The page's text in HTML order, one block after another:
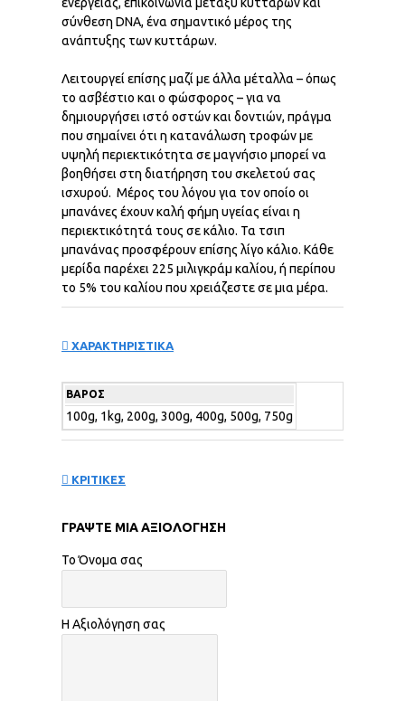
σύνθεση DNA, ένα σημαντικό μέρος της
ανάπτυξης των κυττάρων.
Λειτουργεί επίσης μαζί με άλλα μέταλλα – όπως
το ασβέστιο και ο φώσφορος – για να
δημιουργήσει ιστό οστών και δοντιών, πράγμα
που σημαίνει ότι η κατανάλωση τροφών με
υψηλή περιεκτικότητα σε μαγνήσιο μπορεί να
βοηθήσει στη διατήρηση του σκελετού σας
ισχυρού. Μέρος του λόγου για τον οποίο οι
μπανάνες έχουν καλή φήμη υγείας είναι η
περιεκτικότητά τους σε κάλιο. Τα τσιπ
μπανάνας προσφέρουν επίσης λίγο κάλιο. Κάθε
μερίδα παρέχει 225 μιλιγκράμ καλίου, ή περίπου
το 5% του καλίου που χρειάζεστε σε μια μέρα.
ΧΑΡΑΚΤΗΡΙΣΤΙΚΑ
ΒΆΡΟΣ
100g, 1kg, 200g, 300g, 400g, 500g, 750g
ΚΡΙΤΙΚΕΣ
ΓΡΆΨΤΕ ΜΙΑ ΑΞΙΟΛΌΓΗΣΗ
Το Όνομα σας
Η Αξιολόγηση σας